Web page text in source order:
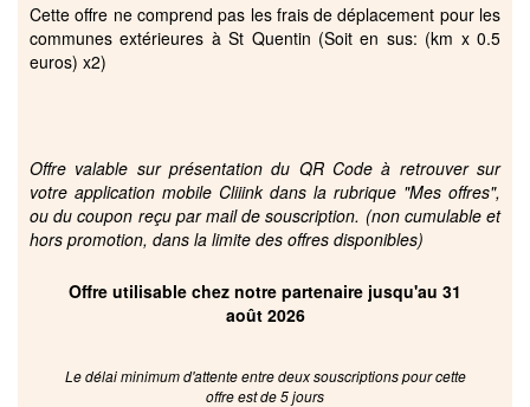
Cette offre ne comprend pas les frais de déplacement pour les
communes extérieures à St Quentin (Soit en sus: (km x 0.5
euros) x2)
Offre valable sur présentation du QR Code à retrouver sur
votre application mobile Cliiink dans la rubrique "Mes offres",
ou du coupon reçu par mail de souscription. (non cumulable et
hors promotion, dans la limite des offres disponibles)
Offre utilisable chez notre partenaire jusqu'au 31
août 2026
Le délai minimum d'attente entre deux souscriptions pour cette
offre est de 5 jours